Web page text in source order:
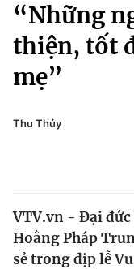
Chuyên mục
Chính trị
Thế giới
Pháp luật
Kinh tế
Thể thao
Truyền hình
Đời sống
“Những
thiện, tốt
mẹ”
Thu Thủy
VTV.vn - Đại
Hoằng Pháp
sẻ trong dịp lễ